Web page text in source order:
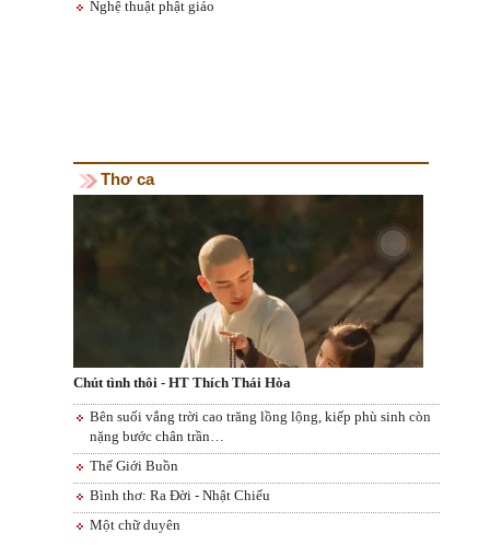
Nghệ thuật phật giáo
Thơ ca
Chút tình thôi - HT Thích Thái Hòa
Bên suối vắng trời cao trăng lồng lộng, kiếp phù sinh còn
nặng bước chân trần…
Thế Giới Buồn
Bình thơ: Ra Đời - Nhật Chiếu
Một chữ duyên